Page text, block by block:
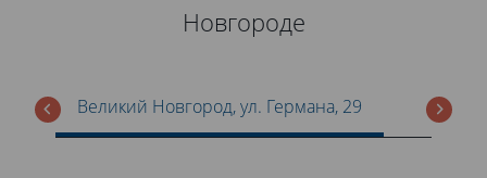
Новгороде
Великий Новгород, ул. Германа, 29